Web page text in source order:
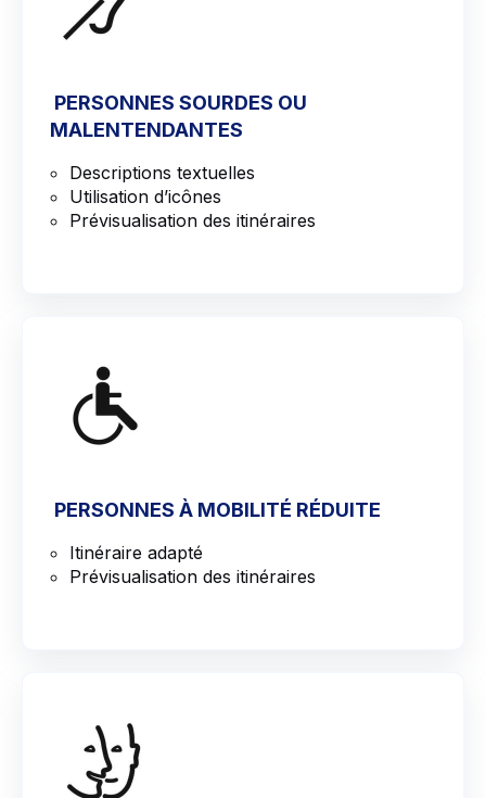
PERSONNES SOURDES OU
MALENTENDANTES
Descriptions textuelles
Utilisation d’icônes
Prévisualisation des itinéraires
PERSONNES À MOBILITÉ RÉDUITE
Itinéraire adapté
Prévisualisation des itinéraires